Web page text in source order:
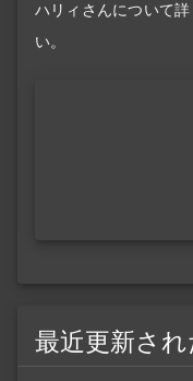
ハリィさんについて
い。
最近更新さ